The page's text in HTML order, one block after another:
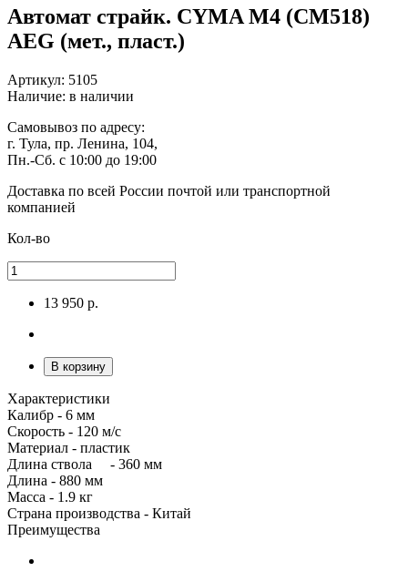
Автомат страйк. CYMA M4 (СМ518)
AEG (мет., пласт.)
Артикул: 5105
Наличие: в наличии
Самовывоз по адресу:
г. Тула, пр. Ленина, 104,
Пн.-Сб. с 10:00 до 19:00
Доставка по всей России почтой или транспортной
компанией
Кол-во
13 950 р.
В корзину
Характеристики
Калибр - 6 мм
Скорость - 120 м/с
Материал - пластик
Длина ствола - 360 мм
Длина - 880 мм
Масса - 1.9 кг
Страна производства - Китай
Преимущества